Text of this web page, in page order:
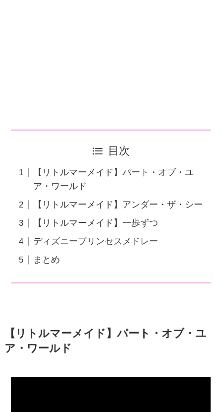
目次
【リトルマーメイド】パート・オブ・ユ
ア・ワールド
【リトルマーメイド】アンダー・ザ・シー
【リトルマーメイド】一歩ずつ
ディズニープリンセスメドレー
まとめ
【リトルマーメイド】パート・オブ・ユ
ア・ワールド